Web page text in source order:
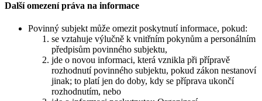
Další omezení práva na informace
Povinný subjekt může omezit poskytnutí informace, pokud:
se vztahuje výlučně k vnitřním pokynům a personálním
předpisům povinného subjektu,
jde o novou informaci, která vznikla při přípravě
rozhodnutí povinného subjektu, pokud zákon nestanoví
jinak; to platí jen do doby, kdy se příprava ukončí
rozhodnutím, nebo